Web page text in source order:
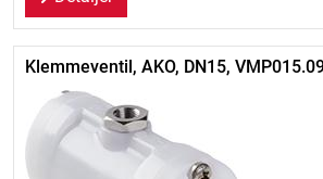
Klemmeventil, AKO, DN15,